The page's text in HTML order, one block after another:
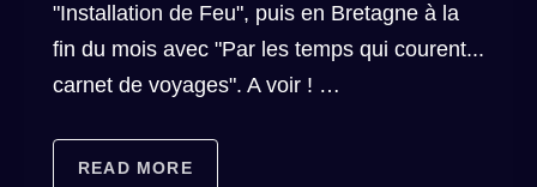
"Installation de Feu", puis en Bretagne à la
fin du mois avec "Par les temps qui courent...
carnet de voyages". A voir ! …
READ MORE